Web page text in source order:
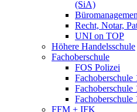
(SiA)
Recht, Notar,
UNI on TOP
Höhere Handelsschule
Fachoberschule
FOS Polizei
Fachoberschule
Fachoberschule
Fachoberschule
FFM + IFK